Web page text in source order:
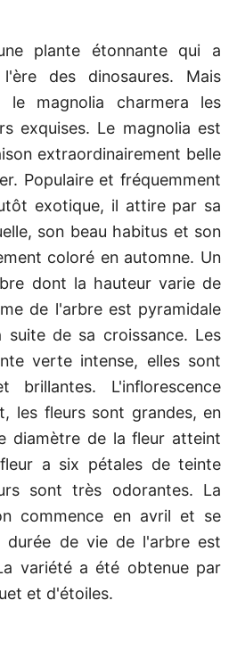
plante étonnante qui a
des dinosaures. Mais
le magnolia charmera les
exquises. Le magnolia est
extraordinairement belle
Populaire et fréquemment
exotique, il attire par sa
son beau habitus et son
coloré en automne. Un
dont la hauteur varie de
de l'arbre est pyramidale
de sa croissance. Les
verte intense, elles sont
brillantes. L'inflorescence
les fleurs sont grandes, en
diamètre de la fleur atteint
a six pétales de teinte
sont très odorantes. La
commence en avril et se
durée de vie de l'arbre est
variété a été obtenue par
et d'étoiles.